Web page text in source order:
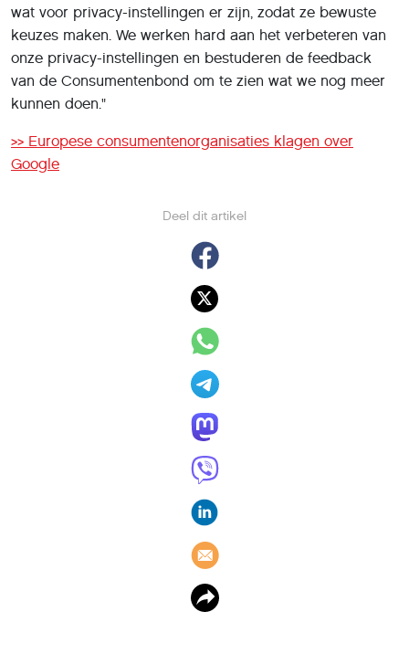
Deel dit artikel
wat voor privacy-instellingen er zijn, zodat ze bewuste
keuzes maken. We werken hard aan het verbeteren van
onze privacy-instellingen en bestuderen de feedback
van de Consumentenbond om te zien wat we nog meer
kunnen doen."
>> Europese consumentenorganisaties klagen over
Google